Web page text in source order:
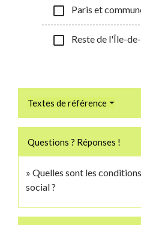
check_box_outline_blank Paris et
check_box_outline_blank Reste de l'Île-
Textes de référence
Questions ? Réponses !
Quelles sont les
social ?